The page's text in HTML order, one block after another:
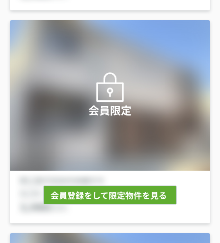
会員限定
会員登録をして限定物件を見る